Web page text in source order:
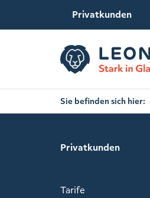
Privatkunden
Sie befinden sich hier:
Privatkunden
Tarife